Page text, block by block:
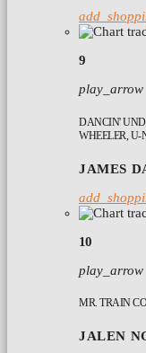
9
play_arrow
DANCIN'
WHEELER,
JAMES
10
play_arrow
MR. TRAIN
JALEN